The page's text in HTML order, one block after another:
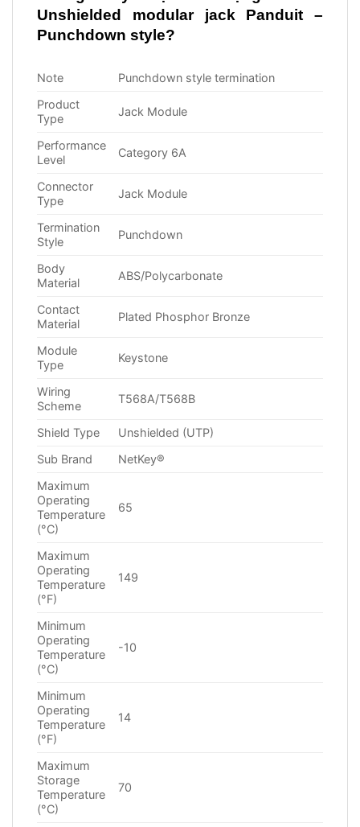
Unshielded modular jack Panduit –
Punchdown style?
Note
Punchdown style termination
Product
Type
Jack Module
Performance
Level
Category 6A
Connector
Type
Jack Module
Termination
Style
Punchdown
Body
Material
ABS/Polycarbonate
Contact
Material
Plated Phosphor Bronze
Module
Type
Keystone
Wiring
Scheme
T568A/T568B
Shield Type
Unshielded (UTP)
Sub Brand
NetKey®
Maximum
Operating
Temperature
(°C)
65
Maximum
Operating
Temperature
(°F)
149
Minimum
Operating
Temperature
(°C)
-10
Minimum
Operating
Temperature
(°F)
14
Maximum
Storage
Temperature
(°C)
70